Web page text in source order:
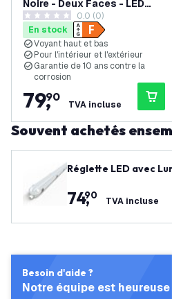
Noire - Deux Faces - LED
intégrée - IP44 - Canto Kubi
2 - 10 ans de garantie
0 étoiles de notation
0.0 (0)
En stock
Voyant haut et bas
Pour l'intérieur et l'extérieur
Garantie de 10 ans contre la
corrosion
79,
90
TVA incluse
Souvent achetés
Réglette LED avec
cours 150cm - 3CCT
K / 6500K) - IP66 -
W / 42W / 35W /
edvion Driver -
74,
90 TVA incluse
Besoin d'aide ?
Notre équipe est